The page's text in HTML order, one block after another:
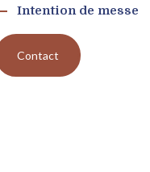
Intention de messe
Contact